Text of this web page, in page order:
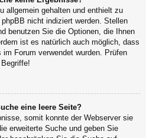
allgemein gehalten und enthielt zu
nicht indiziert werden. Stellen
benutzen Sie die Optionen, die Ihnen
ist es natürlich auch möglich, dass
Forum verwendet wurden. Prüfen
eine leere Seite?
somit konnte der Webserver sie
erweiterte Suche und geben Sie